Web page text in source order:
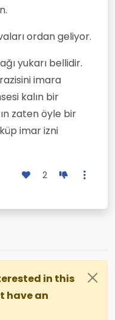
ordan geliyor.
yukarı bellidir.
imara
kalın bir
zaten öyle bir
imar izni
2
in this
have an